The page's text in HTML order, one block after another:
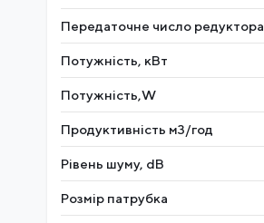
Передаточне число редуктора
Потужність, кВт
Потужність,W
Продуктивність м3/год
Рівень шуму, dB
Розмір патрубка